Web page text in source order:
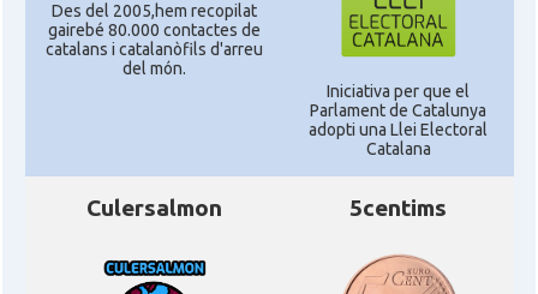
Des del 2005,hem recopilat
gairebé 80.000 contactes de
catalans i catalanòfils d'arreu
del món.
Iniciativa per que el
Parlament de Catalunya
adopti una Llei Electoral
Catalana
Culersalmon 5centims